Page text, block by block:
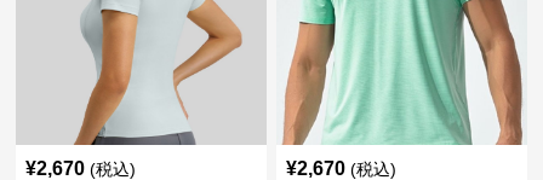
¥2,670 (税込) ¥2,670 (税込)